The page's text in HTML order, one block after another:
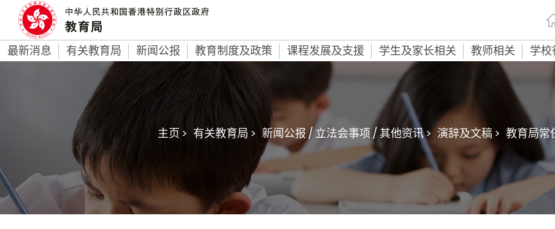
最新消息 有关教育局 新闻公报 教育制度及政策 课程发展及支援 学生及家长相关 教师相关 学
主页 > 有关教育局 > 新闻公报 / 立法会事项 / 其他资讯 > 演辞及文稿 > 教育局常